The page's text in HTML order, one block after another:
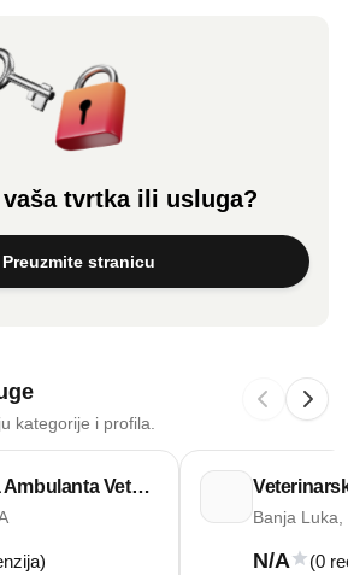
tvrtka ili usluga?
Preuzmite stranicu
kategorije i profila.
Veterinarska Ambulanta Vetmedik
Banja Luka,
N/A (0